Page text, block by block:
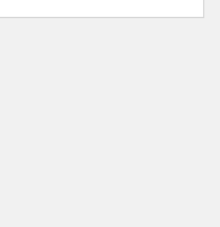
る人の参考になれば幸い